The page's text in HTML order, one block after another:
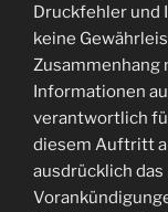
Druckfehler und
keine
Zusammenhang
Informationen
verantwortlich
diesem Auftritt
ausdrücklich das